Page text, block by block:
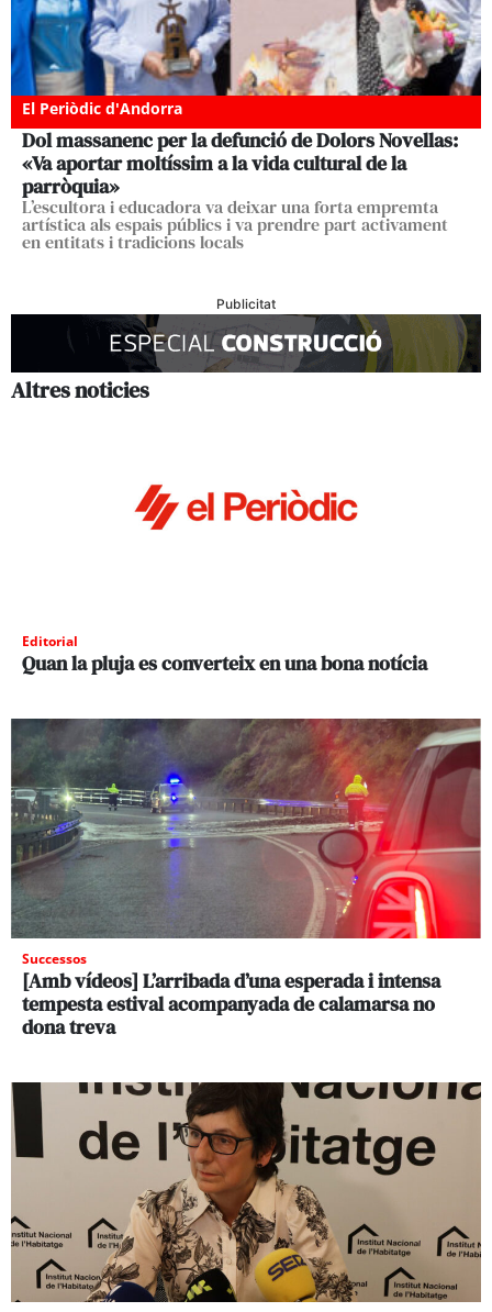
El Periòdic d'Andorra
Dol massanenc per la defunció de Dolors Novellas:
«Va aportar moltíssim a la vida cultural de la
parròquia»
L’escultora i educadora va deixar una forta empremta
artística als espais públics i va prendre part activament
en entitats i tradicions locals
Publicitat
Altres noticies
Editorial
Quan la pluja es converteix en una bona notícia
Successos
[Amb vídeos] L’arribada d’una esperada i intensa
tempesta estival acompanyada de calamarsa no
dona treva